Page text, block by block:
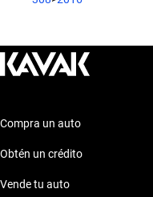
Compra un auto
Obtén un crédito
Vende tu auto